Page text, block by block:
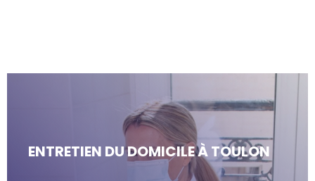
ENTRETIEN DU DOMICILE À TOULON